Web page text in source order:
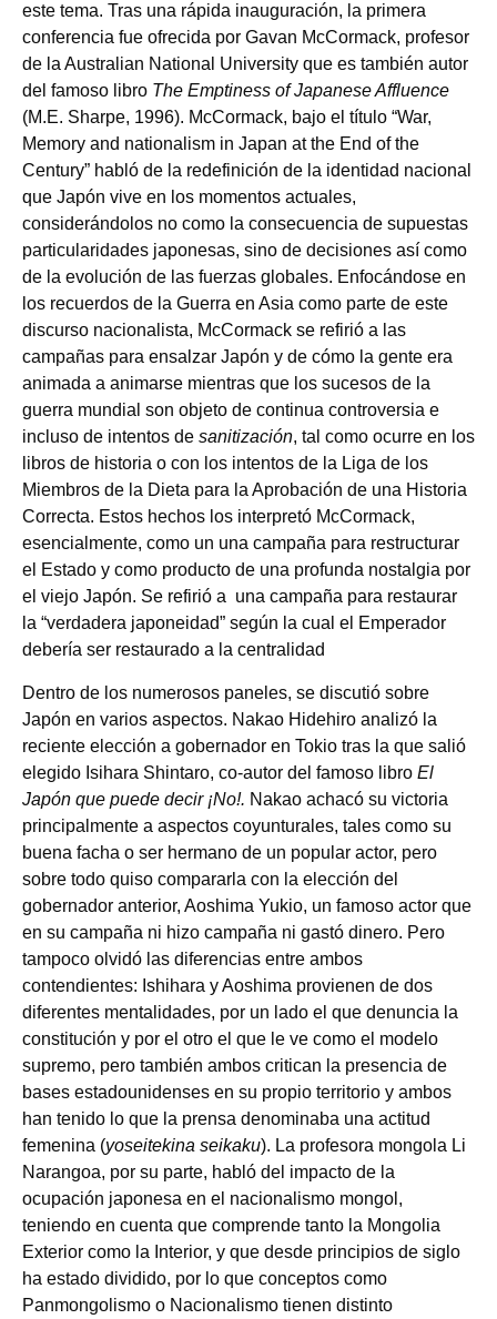
este tema. Tras una rápida inauguración, la primera
conferencia fue ofrecida por Gavan McCormack, profesor
de la Australian National University que es también autor
del famoso libro The Emptiness of Japanese Affluence
(M.E. Sharpe, 1996). McCormack, bajo el título “War,
Memory and nationalism in Japan at the End of the
Century” habló de la redefinición de la identidad nacional
que Japón vive en los momentos actuales,
considerándolos no como la consecuencia de supuestas
particularidades japonesas, sino de decisiones así como
de la evolución de las fuerzas globales. Enfocándose en
los recuerdos de la Guerra en Asia como parte de este
discurso nacionalista, McCormack se refirió a las
campañas para ensalzar Japón y de cómo la gente era
animada a animarse mientras que los sucesos de la
guerra mundial son objeto de continua controversia e
incluso de intentos de sanitización, tal como ocurre en los
libros de historia o con los intentos de la Liga de los
Miembros de la Dieta para la Aprobación de una Historia
Correcta. Estos hechos los interpretó McCormack,
esencialmente, como un una campaña para restructurar
el Estado y como producto de una profunda nostalgia por
el viejo Japón. Se refirió a una campaña para restaurar
la “verdadera japoneidad” según la cual el Emperador
debería ser restaurado a la centralidad
Dentro de los numerosos paneles, se discutió sobre
Japón en varios aspectos. Nakao Hidehiro analizó la
reciente elección a gobernador en Tokio tras la que salió
elegido Isihara Shintaro, co-autor del famoso libro El
Japón que puede decir ¡No!. Nakao achacó su victoria
principalmente a aspectos coyunturales, tales como su
buena facha o ser hermano de un popular actor, pero
sobre todo quiso compararla con la elección del
gobernador anterior, Aoshima Yukio, un famoso actor que
en su campaña ni hizo campaña ni gastó dinero. Pero
tampoco olvidó las diferencias entre ambos
contendientes: Ishihara y Aoshima provienen de dos
diferentes mentalidades, por un lado el que denuncia la
constitución y por el otro el que le ve como el modelo
supremo, pero también ambos critican la presencia de
bases estadounidenses en su propio territorio y ambos
han tenido lo que la prensa denominaba una actitud
femenina (yoseitekina seikaku). La profesora mongola Li
Narangoa, por su parte, habló del impacto de la
ocupación japonesa en el nacionalismo mongol,
teniendo en cuenta que comprende tanto la Mongolia
Exterior como la Interior, y que desde principios de siglo
ha estado dividido, por lo que conceptos como
Panmongolismo o Nacionalismo tienen distinto